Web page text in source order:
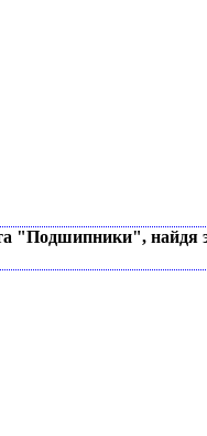
Ивантеевка,
BSN, SPZ, РФ,
"Подшипники", найдя